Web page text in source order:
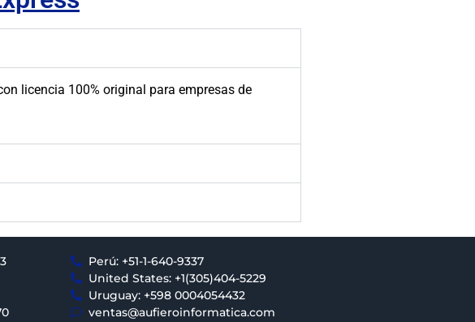
licencia 100% original para empresas de
Perú: +51-1-640-9337
United States: +1(305)404-5229
Uruguay: +598 0004054432
ventas@aufieroinformatica.com